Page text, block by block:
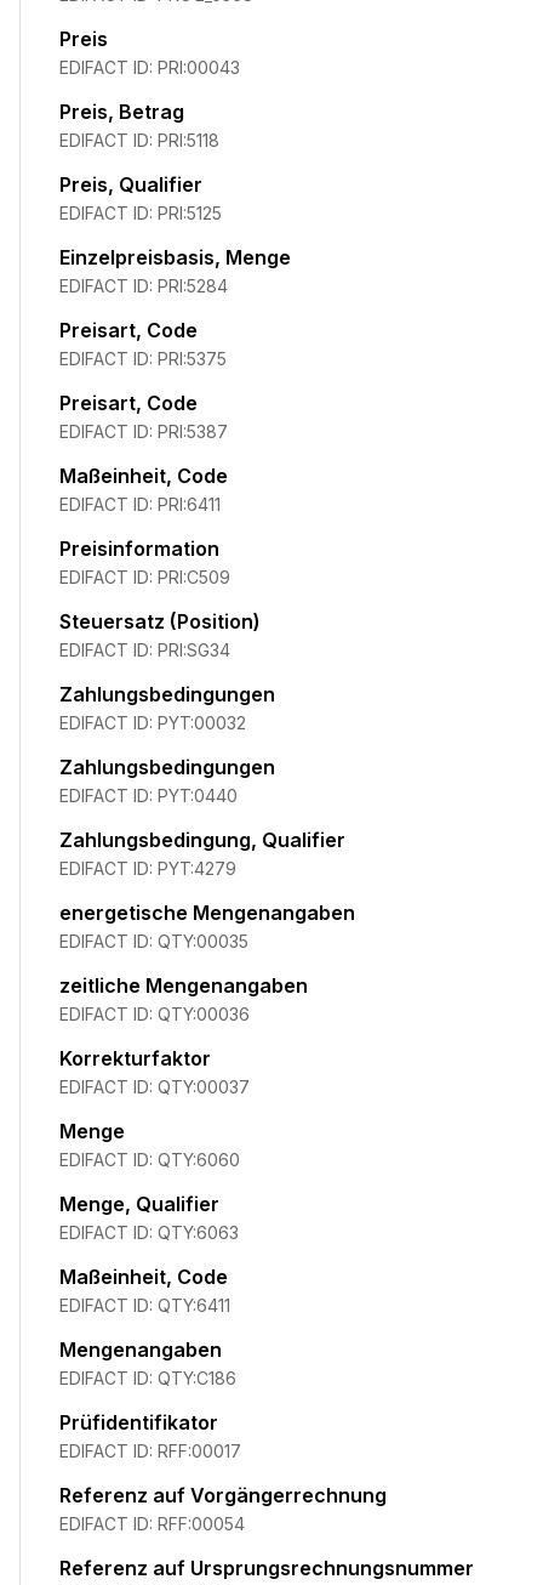
Preis
EDIFACT ID: PRI:00043
Preis, Betrag
EDIFACT ID: PRI:5118
Preis, Qualifier
EDIFACT ID: PRI:5125
Einzelpreisbasis, Menge
EDIFACT ID: PRI:5284
Preisart, Code
EDIFACT ID: PRI:5375
Preisart, Code
EDIFACT ID: PRI:5387
Maßeinheit, Code
EDIFACT ID: PRI:6411
Preisinformation
EDIFACT ID: PRI:C509
Steuersatz (Position)
EDIFACT ID: PRI:SG34
Zahlungsbedingungen
EDIFACT ID: PYT:00032
Zahlungsbedingungen
EDIFACT ID: PYT:0440
Zahlungsbedingung, Qualifier
EDIFACT ID: PYT:4279
energetische Mengenangaben
EDIFACT ID: QTY:00035
zeitliche Mengenangaben
EDIFACT ID: QTY:00036
Korrekturfaktor
EDIFACT ID: QTY:00037
Menge
EDIFACT ID: QTY:6060
Menge, Qualifier
EDIFACT ID: QTY:6063
Maßeinheit, Code
EDIFACT ID: QTY:6411
Mengenangaben
EDIFACT ID: QTY:C186
Prüfidentifikator
EDIFACT ID: RFF:00017
Referenz auf Vorgängerrechnung
EDIFACT ID: RFF:00054
Referenz auf Ursprungsrechnungsnummer